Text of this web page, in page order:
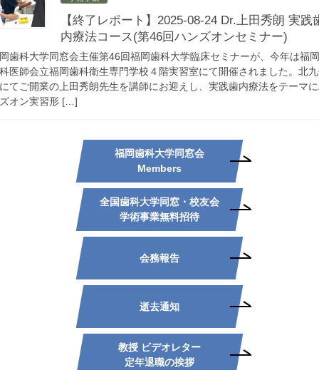
【終了レポート】2025-08-24 Dr.上田秀朗 実践
内療法コース(第46回ハンズオンセミナー)
歯科大学同窓会主催第46回福岡歯科大学臨床セミナーが、今年は福
医師会立福岡歯科衛生専門学校４階実習室にて開催されました。北
てご開業の上田秀朗先生を講師にお迎えし、実践歯内療法をテーマ
オン実習形 […]
福岡歯科大学同窓会
Members
全国歯科大学同窓・校友会
学術事業無料招待
会務報告
逝去通知
教授 ビデオレター
定年退職の挨拶